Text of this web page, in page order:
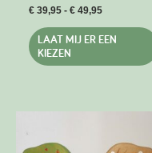
€ 39,95 - € 49,95Prijsklasse:
tot
LAAT MIJ ER EEN
KIEZEN